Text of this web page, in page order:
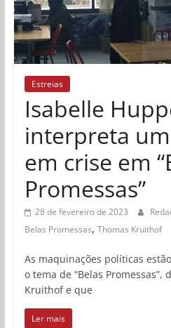
Estreias
Isabelle
interpreta
em crise em
Promessas”
28 de fevereiro de 2023
Belas Promessas, Thomas Kruithof
As maquinações políticas
o tema de “Belas
Kruithof e que
Ler mais